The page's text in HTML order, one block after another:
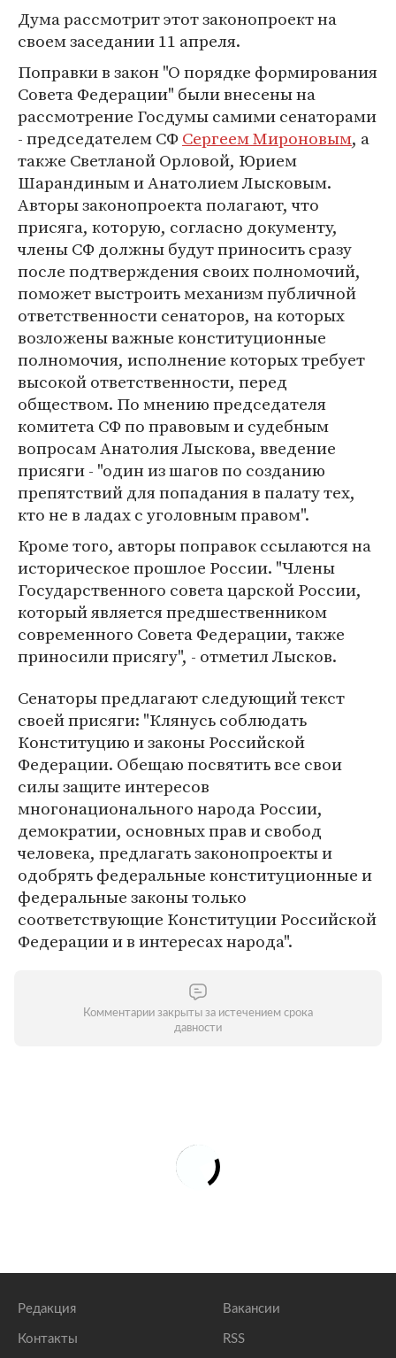
Дума рассмотрит этот законопроект на
своем заседании 11 апреля.
Поправки в закон "О порядке формирования
Совета Федерации" были внесены на
рассмотрение Госдумы самими сенаторами
- председателем СФСергеем Мироновым, а
также Светланой Орловой, Юрием
Шарандиным и Анатолием Лысковым.
Авторы законопроекта полагают, что
присяга, которую, согласно документу,
члены СФ должны будут приносить сразу
после подтверждения своих полномочий,
поможет выстроить механизм публичной
ответственности сенаторов, на которых
возложены важные конституционные
полномочия, исполнение которых требует
высокой ответственности, перед
обществом. По мнению председателя
комитета СФ по правовым и судебным
вопросам Анатолия Лыскова, введение
присяги - "один из шагов по созданию
препятствий для попадания в палату тех,
кто не в ладах с уголовным правом".
Кроме того, авторы поправок ссылаются на
историческое прошлое России. "Члены
Государственного совета царской России,
который является предшественником
современного Совета Федерации, также
приносили присягу", - отметил Лысков.
Сенаторы предлагают следующий текст
своей присяги: "Клянусь соблюдать
Конституцию и законы Российской
Федерации. Обещаю посвятить все свои
силы защите интересов
многонационального народа России,
демократии, основных прав и свобод
человека, предлагать законопроекты и
одобрять федеральные конституционные и
федеральные законы только
соответствующие Конституции Российской
Федерации и в интересах народа".
Комментарии закрыты за истечением срока
давности
Редакция
Контакты
Вакансии
RSS